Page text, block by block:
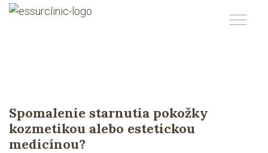
Spomalenie starnutia pokožky
kozmetikou alebo estetickou
medicínou?